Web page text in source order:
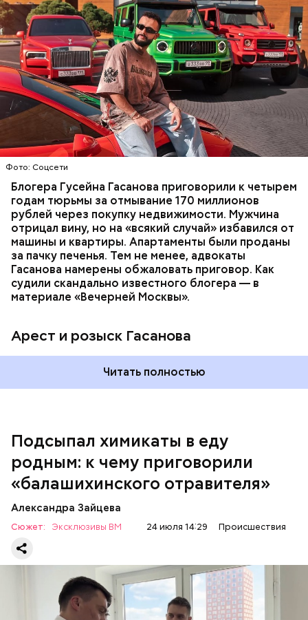
Фото: Соцсети
Блогера Гусейна Гасанова приговорили к четырем
годам тюрьмы за отмывание 170 миллионов
рублей через покупку недвижимости. Мужчина
отрицал вину, но на «всякий случай» избавился от
машины и квартиры. Апартаменты были проданы
за пачку печенья. Тем не менее, адвокаты
Гасанова намерены обжаловать приговор. Как
судили скандально известного блогера — в
материале «Вечерней Москвы».
Арест и розыск Гасанова
В мае 2025 года МВД РФ объявило в
международный розыскблогера Гусейна Гасанова.
В его отношении возбудили уголовное дело о
неуплате налогов и легализации преступных
доходов в особо крупном размере. В тот же день
мужчину заочно арестовали.
Фото: База розыска МВД РФ
Читать полностью
НАЛОГИ ПОИСК ЛЮДЕЙ ДЕНЬГИ
МВД
ГАСАН ГУСЕЙНОВ
Подсыпал химикаты в еду
родным: к чему приговорили
«балашихинского отравителя»
Александра Зайцева
Сюжет: Эксклюзивы ВМ 24 июля 14:29 Происшествия
Play
Video
Началось расследование. В квартире потерпевших
Также отравленную пищу ела его младшая сестра.
Молодого человека задержали. На первом же
допросе он признался, что планировал отравить
только отчима. Тогда следователи посчитали, что
мотивом преступления была квартира родителей,
которая в случае их смерти перешла бы сыну. Но
спустя несколько дней Миссюра заявил, что ранее
уже травил других людей.